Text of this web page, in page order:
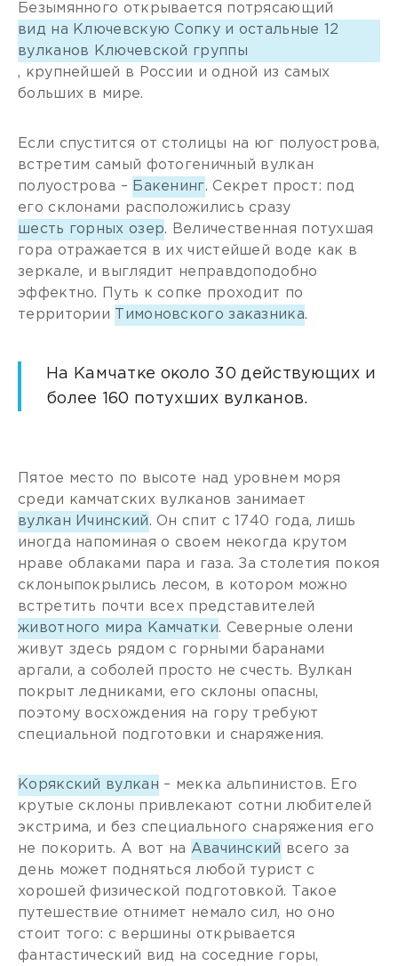
Безымянного открывается потрясающий
вид на Ключевскую Сопку и остальные 12
вулканов Ключевской группы
, крупнейшей в России и одной из самых
больших в мире.
Если спустится от столицы на юг полуострова,
встретим самый фотогеничный вулкан
полуострова – Бакенинг. Секрет прост: под
его склонами расположились сразу
шесть горных озер. Величественная потухшая
гора отражается в их чистейшей воде как в
зеркале, и выглядит неправдоподобно
эффектно. Путь к сопке проходит по
территории
Тимоновского заказника.
На Камчатке около 30 действующих и
более 160 потухших вулканов.
Пятое место по высоте над уровнем моря
среди камчатских вулканов занимает
вулкан Ичинский. Он спит с 1740 года, лишь
иногда напоминая о своем некогда крутом
нраве облаками пара и газа. За столетия покоя
склоныпокрылись лесом, в котором можно
встретить почти всех представителей
животного мира Камчатки. Северные олени
живут здесь рядом с горными баранами
аргали, а соболей просто не счесть. Вулкан
покрыт ледниками, его склоны опасны,
поэтому восхождения на гору требуют
специальной подготовки и снаряжения.
Корякский вулкан – мекка альпинистов. Его
крутые склоны привлекают сотни любителей
экстрима, и без специального снаряжения его
не покорить. А вот на Авачинский всего за
день может подняться любой турист с
хорошей физической подготовкой. Такое
путешествие отнимет немало сил, но оно
стоит того: с вершины открывается
фантастический вид на соседние горы,